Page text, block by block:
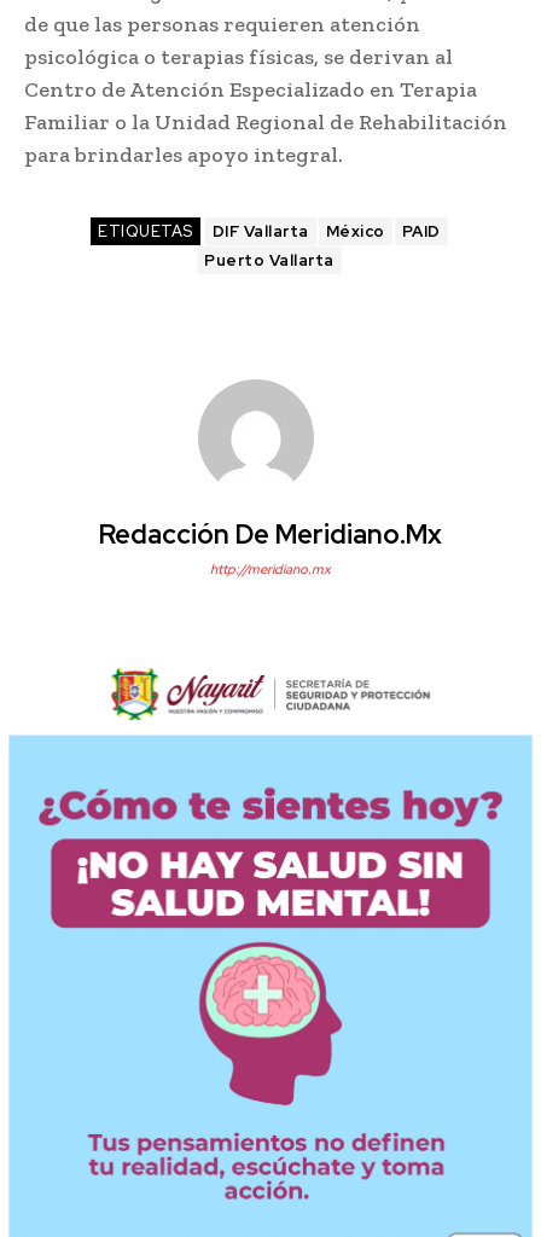
de que las personas requieren atención
psicológica o terapias físicas, se derivan al
Centro de Atención Especializado en Terapia
Familiar o la Unidad Regional de Rehabilitación
para brindarles apoyo integral.
ETIQUETAS DIF Vallarta México
PAID
Puerto Vallarta
Redacción De Meridiano.mx
http://meridiano.mx